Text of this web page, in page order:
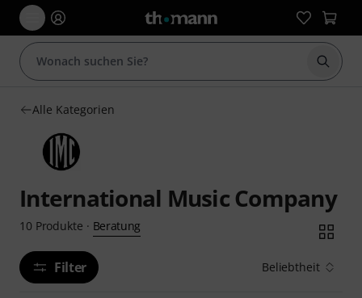
Suche
Alle Kategorien
International Music Company
10 Produkte · Beratung
Filter Beliebtheit